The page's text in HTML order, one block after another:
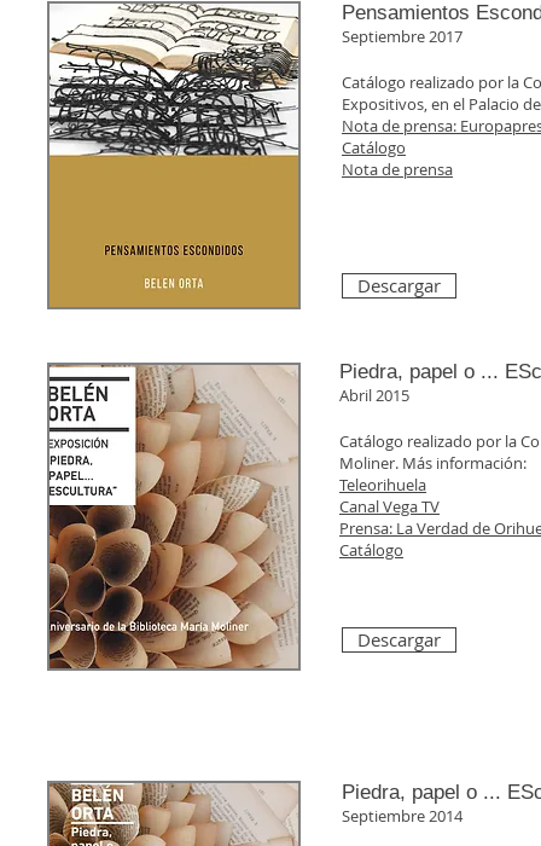
Pensamientos
Septiembre 2017
Catálogo realizado por la
Expositivos, en el Palacio
Nota de prensa:
Catálogo
Nota de prensa
Descargar
Piedra, papel o ...
Abril 2015
Catálogo realizado por la
Moliner. Más información:
Teleorihuela
Canal Vega TV
Prensa: La Verdad de
Catálogo
Descargar
Piedra, papel o ...
Septiembre 2014